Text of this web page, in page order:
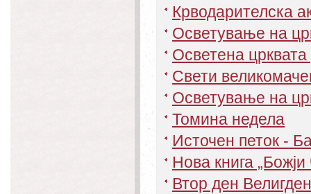
Крводарителска
Осветување на
Осветена црквата
Свети
Осветување на
Томина недела
Источен петок -
Нова книга
Втор ден